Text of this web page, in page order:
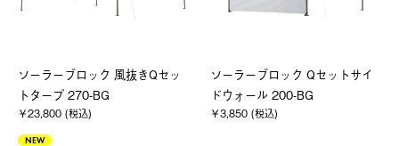
ソーラーブロック 風抜きQセッ
トタープ 270-BG
￥23,800 (税込)
ソーラーブロック Qセットサイ
ドウォール 200-BG
￥3,850 (税込)
NEW